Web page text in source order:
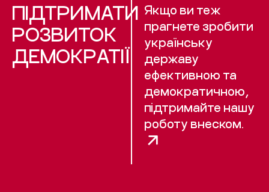
ПІДТРИМАТИ
РОЗВИТОК
ДЕМОКРАТІЇ
Якщо ви теж
прагнете зробити
українську
державу
ефективною та
демократичною,
підтримайте нашу
роботу внеском.